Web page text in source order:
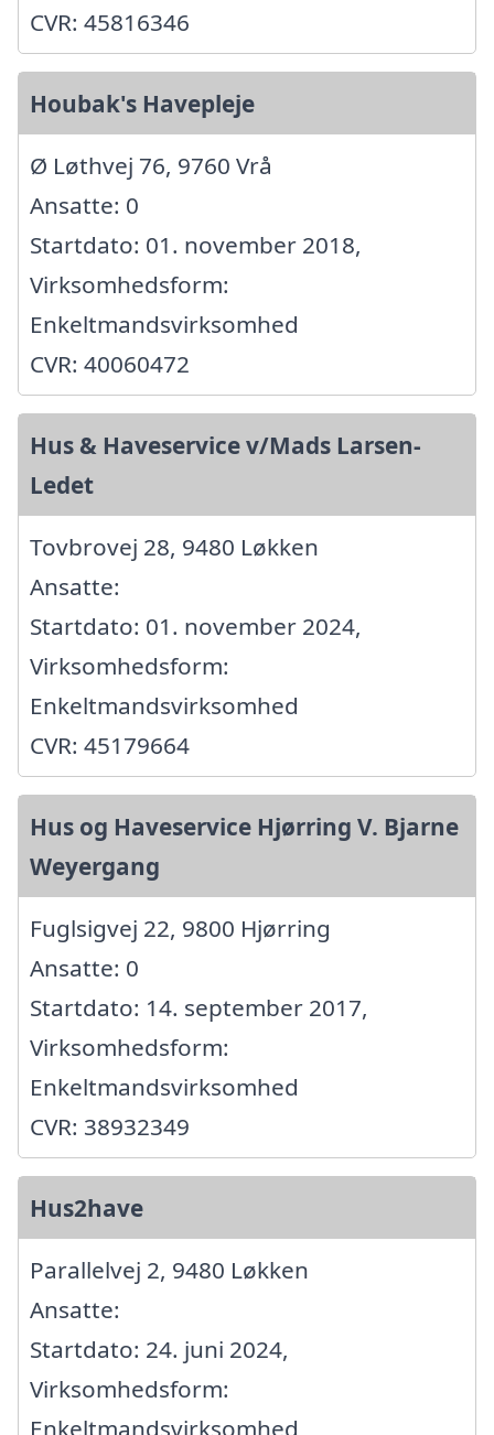
CVR: 45816346
Houbak's Havepleje
Ø Løthvej 76, 9760 Vrå
Ansatte: 0
Startdato: 01. november 2018,
Virksomhedsform:
Enkeltmandsvirksomhed
CVR: 40060472
Hus & Haveservice v/Mads Larsen-
Ledet
Tovbrovej 28, 9480 Løkken
Ansatte:
Startdato: 01. november 2024,
Virksomhedsform:
Enkeltmandsvirksomhed
CVR: 45179664
Hus og Haveservice Hjørring V. Bjarne
Weyergang
Fuglsigvej 22, 9800 Hjørring
Ansatte: 0
Startdato: 14. september 2017,
Virksomhedsform:
Enkeltmandsvirksomhed
CVR: 38932349
Hus2have
Parallelvej 2, 9480 Løkken
Ansatte:
Startdato: 24. juni 2024,
Virksomhedsform: